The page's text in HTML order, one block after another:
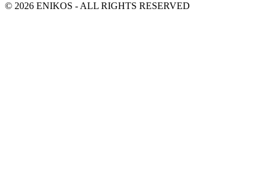
© 2026 ENIKOS - ALL RIGHTS RESERVED